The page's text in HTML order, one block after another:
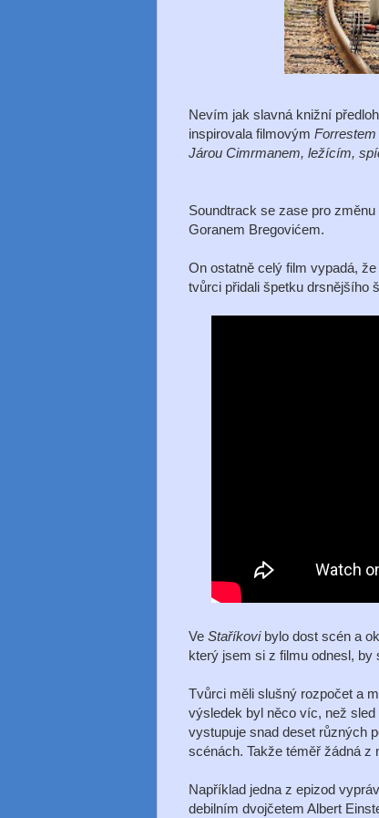
Nevím jak slavná knižní
inspirovala filmovým
Járou Cimrmanem, ležícím,
Soundtrack se zase pro
Goranem Bregovićem.
On ostatně celý film vypadá,
tvůrci přidali špetku drsnějšího
Ve Staříkovibylo dost scén a
který jsem si z filmu odnesl,
Tvůrci měli slušný rozpočet a
výsledek byl něco víc, než
vystupuje snad deset různých
scénách. Takže téměř žádná z
Například jedna z epizod
debilním dvojčetem Albert